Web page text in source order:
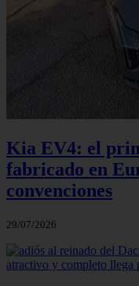
Kia EV4: el
fabricado en
convenciones
29/07/2026